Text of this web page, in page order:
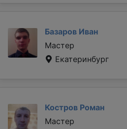
Базаров Иван
Мастер
Екатеринбург
Костров Роман
Мастер